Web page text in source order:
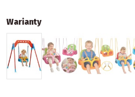
Warianty